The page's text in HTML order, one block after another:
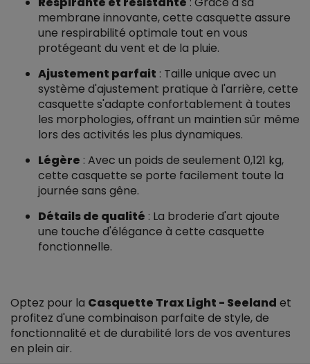
membrane innovante, cette casquette assure
une respirabilité optimale tout en vous
protégeant du vent et de la pluie.
Ajustement parfait : Taille unique avec un
système d'ajustement pratique à l'arrière, cette
casquette s'adapte confortablement à toutes
les morphologies, offrant un maintien sûr même
lors des activités les plus dynamiques.
Légère : Avec un poids de seulement 0,121 kg,
cette casquette se porte facilement toute la
journée sans gêne.
Détails de qualité : La broderie d'art ajoute
une touche d'élégance à cette casquette
fonctionnelle.
Optez pour la Casquette Trax Light - Seeland et
profitez d'une combinaison parfaite de style, de
fonctionnalité et de durabilité lors de vos aventures
en plein air.